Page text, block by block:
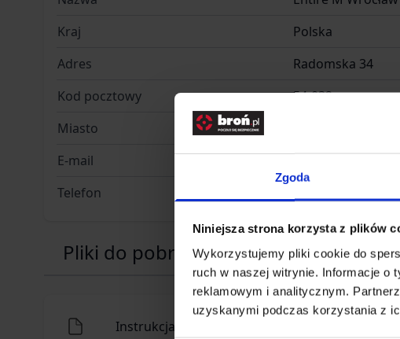
Zgoda
Niniejsza strona korzysta z plików
Wykorzystujemy pliki cookie do
ruch w naszej witrynie. Informacje o
reklamowym i analitycznym.
uzyskanymi podczas korzystania z
Kraj
Polska
Adres
Radomska 34
Kod pocztowy
54-032
Miasto
E-mail
Telefon
Pliki do pobrania
Instrukcja obsługi